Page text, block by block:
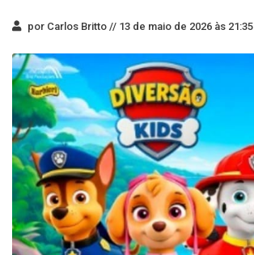
por Carlos Britto // 13 de maio de 2026 às 21:35